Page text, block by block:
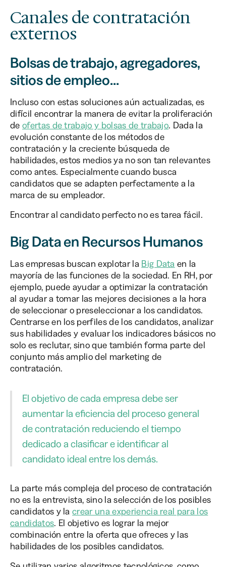
Canales de contratación
externos
Bolsas de trabajo, agregadores,
sitios de empleo...
Incluso con estas soluciones aún actualizadas, es
difícil encontrar la manera de evitar la proliferación
de ofertas de trabajo y bolsas de trabajo. Dada la
evolución constante de los métodos de
contratación y la creciente búsqueda de
habilidades, estos medios ya no son tan relevantes
como antes. Especialmente cuando busca
candidatos que se adapten perfectamente a la
marca de su empleador.
Encontrar al candidato perfecto no es tarea fácil.
Big Data en Recursos Humanos
Las empresas buscan explotar la Big Data en la
mayoría de las funciones de la sociedad. En RH, por
ejemplo, puede ayudar a optimizar la contratación
al ayudar a tomar las mejores decisiones a la hora
de seleccionar o preseleccionar a los candidatos.
Centrarse en los perfiles de los candidatos, analizar
sus habilidades y evaluar los indicadores básicos no
solo es reclutar, sino que también forma parte del
conjunto más amplio del marketing de
contratación.
El objetivo de cada empresa debe ser
aumentar la eficiencia del proceso general
de contratación reduciendo el tiempo
dedicado a clasificar e identificar al
candidato ideal entre los demás.
La parte más compleja del proceso de contratación
no es la entrevista, sino la selección de los posibles
candidatos y lacrear una experiencia real para los
candidatos. El objetivo es lograr la mejor
combinación entre la oferta que ofreces y las
habilidades de los posibles candidatos.